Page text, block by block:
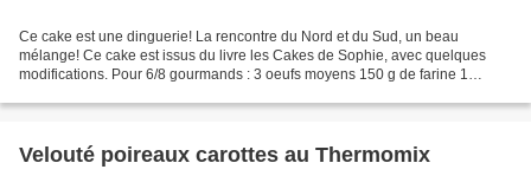
Ce cake est une dinguerie! La rencontre du Nord et du Sud, un beau
mélange! Ce cake est issus du livre les Cakes de Sophie, avec quelques
modifications. Pour 6/8 gourmands : 3 oeufs moyens 150 g de farine 1
Velouté poireaux carottes au Thermomix